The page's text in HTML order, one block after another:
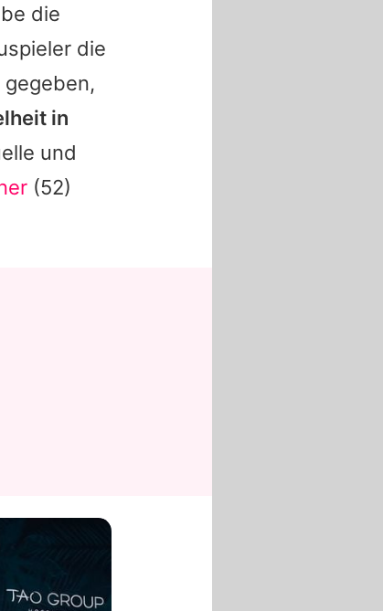
die
die
in
und
(52)